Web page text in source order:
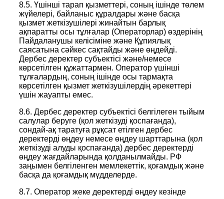
8.5. Үшінші тарап қызметтері, соның ішінде төлем
жүйелері, байланыс құралдары және басқа
қызмет жеткізушілері жинайтын барлық
ақпаратты осы тұлғалар (Операторлар) өздерінің
Пайдаланушы келісіміне және Құпиялық
саясатына сәйкес сақтайды және өңдейді.
Дербес деректер субъектісі және/немесе
көрсетілген құжаттармен. Оператор үшінші
тұлғалардың, соның ішінде осы тармақта
көрсетілген қызмет жеткізушілердің әрекеттері
үшін жауапты емес.
8.6. Дербес деректер субъектісі белгілеген тыйым
салулар беруге (қол жеткізуді қоспағанда),
сондай-ақ таратуға рұқсат етілген дербес
деректерді өңдеу немесе өңдеу шарттарына (қол
жеткізуді алуды қоспағанда) дербес деректерді
өңдеу жағдайларында қолданылмайды. РФ
заңымен белгіленген мемлекеттік, қоғамдық және
басқа да қоғамдық мүдделерде.
8.7. Оператор жеке деректерді өңдеу кезінде